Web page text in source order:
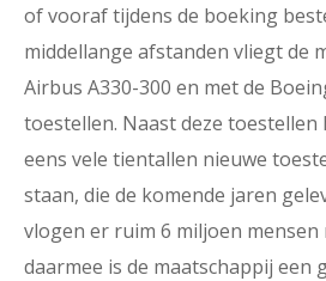
of vooraf tijdens de boeking
middellange afstanden vliegt de
Airbus A330-300 en met de
toestellen. Naast deze
eens vele tientallen nieuwe
staan, die de komende jaren
vlogen er ruim 6 miljoen mensen
daarmee is de maatschappij een